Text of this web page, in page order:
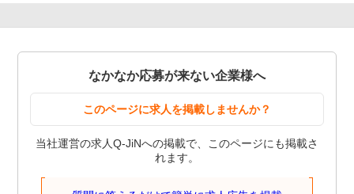
なかなか応募が来ない企業様へ
このページに求人を掲載しませんか？
当社運営の求人Q-JiNへの掲載で、このページにも掲載さ
れます。